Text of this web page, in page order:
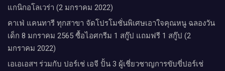
แกนิกอโลเวร่า (2 มกราคม 2022)
คาเฟ่ แคนทารี ทุกสาขา จัดโปรโมชั่นพิเศษเอาใจคุณหนู ฉลองวัน
เด็ก 8 มกราคม 2565 ซื้อไอศกรีม 1 สกู๊ป แถมฟรี 1 สกู๊ป (2
มกราคม 2022)
เอเอเอสฯ ร่วมกับ ปอร์เช่ เอจี ปั้น 3 ผู้เชี่ยวชาญการขับขี่ปอร์เช่